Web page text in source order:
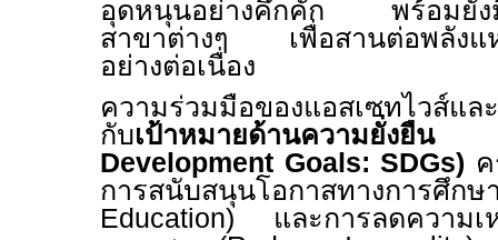
อุดหนุนอย่างคึกคัก พร้อมยัง
สาขาต่างๆ เพื่อสานต่อพลังแห่
อย่างต่อเนื่อง
ความร่วมมือของแอสเซทไวส์แ
กับเป้าหมายด้านความ
Development Goals: SDGs)
การสนับสนุนโอกาสทางการศึ
Education) และการลดความเ